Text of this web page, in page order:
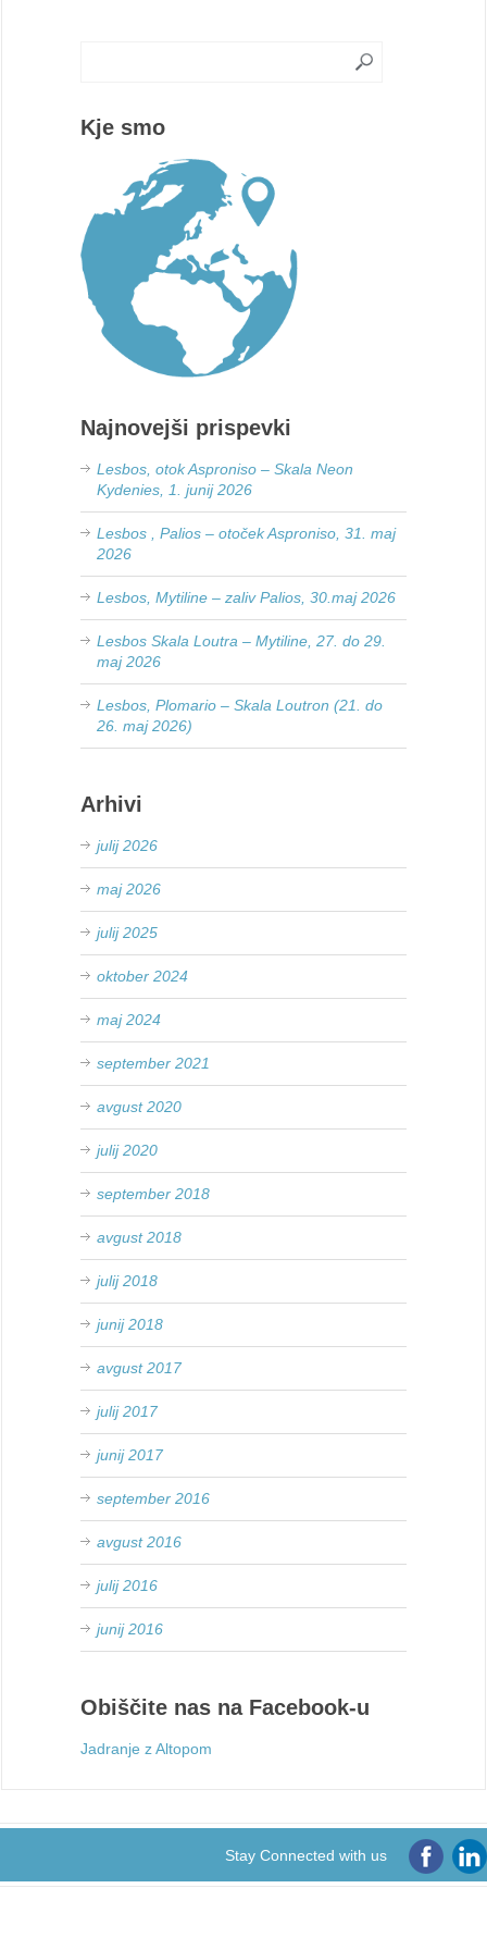
Kje smo
Najnovejši prispevki
Lesbos, otok Asproniso – Skala Neon
Kydenies, 1. junij 2026
Lesbos , Palios – otoček Asproniso, 31. maj
2026
Lesbos, Mytiline – zaliv Palios, 30.maj 2026
Lesbos Skala Loutra – Mytiline, 27. do 29.
maj 2026
Lesbos, Plomario – Skala Loutron (21. do
26. maj 2026)
Arhivi
julij 2026
maj 2026
julij 2025
oktober 2024
maj 2024
september 2021
avgust 2020
julij 2020
september 2018
avgust 2018
julij 2018
junij 2018
avgust 2017
julij 2017
junij 2017
september 2016
avgust 2016
julij 2016
junij 2016
Obiščite nas na Facebook-u
Jadranje z Altopom
Stay Connected with us